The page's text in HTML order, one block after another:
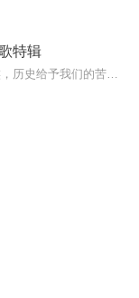
特辑